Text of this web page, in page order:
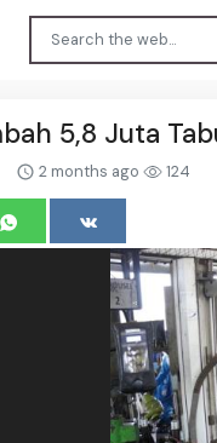
5,8 Juta
2 months ago 124